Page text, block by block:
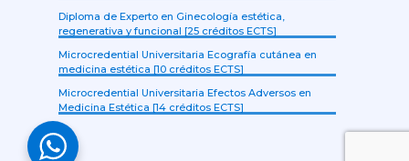
Diploma de Experto en Ginecología estética,
regenerativa y funcional [25 créditos ECTS]
Microcredential Universitaria Ecografía cutánea en
medicina estética [10 créditos ECTS]
Microcredential Universitaria Efectos Adversos en
Medicina Estética [14 créditos ECTS]